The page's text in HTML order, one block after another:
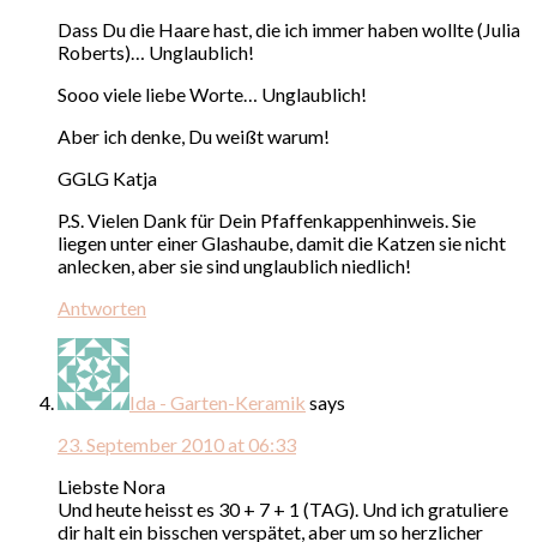
Dass Du die Haare hast, die ich immer haben wollte (Julia
Roberts)… Unglaublich!
Sooo viele liebe Worte… Unglaublich!
Aber ich denke, Du weißt warum!
GGLG Katja
P.S. Vielen Dank für Dein Pfaffenkappenhinweis. Sie
liegen unter einer Glashaube, damit die Katzen sie nicht
anlecken, aber sie sind unglaublich niedlich!
Antworten
Ida - Garten-Keramik says
23. September 2010 at 06:33
Liebste Nora
Und heute heisst es 30 + 7 + 1 (TAG). Und ich gratuliere
dir halt ein bisschen verspätet, aber um so herzlicher